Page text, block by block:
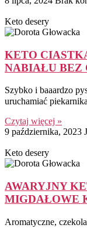
Keto desery
KETO
NABIAŁU BEZ
Szybko i baaardzo
uruchamiać
Czytaj więcej »
9 października, 2023
Keto desery
AWARYJNY
MIGDAŁOWE
Aromatyczne,